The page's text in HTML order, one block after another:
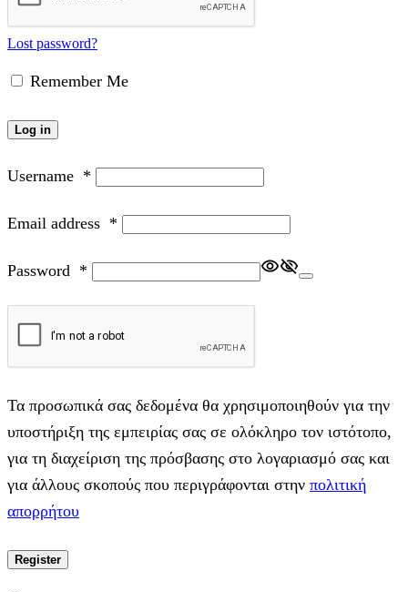
Lost password?
Remember Me
Log in
Username *
Email address *
Password *
Τα προσωπικά σας δεδομένα θα χρησιμοποιηθούν για την
υποστήριξη της εμπειρίας σας σε ολόκληρο τον ιστότοπο,
για τη διαχείριση της πρόσβασης στο λογαριασμό σας και
για άλλους σκοπούς που περιγράφονται στην πολιτική
απορρήτου
Register